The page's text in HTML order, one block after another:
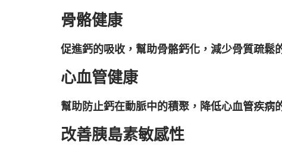
,
0
4
骨骼健康
促進鈣的吸收，幫助骨骼鈣化，減少骨質疏鬆
心血管健康
幫助防止鈣在動脈中的積聚，降低心血管疾病
改善胰島素敏感性